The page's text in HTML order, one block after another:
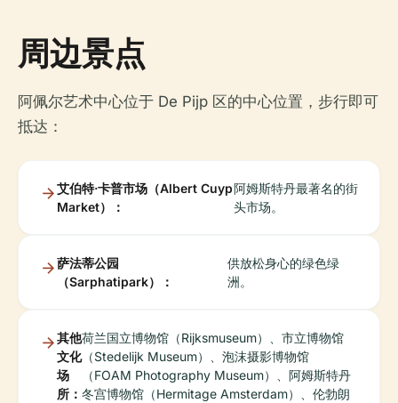
周边景点
阿佩尔艺术中心位于 De Pijp 区的中心位置，步行即可
抵达：
艾伯特·卡普市场（Albert Cuyp
Market）：
阿姆斯特丹最著名的街
头市场。
萨法蒂公园
（Sarphatipark）：
供放松身心的绿色绿
洲。
其他
文化
场
所：
荷兰国立博物馆（Rijksmuseum）、市立博物馆
（Stedelijk Museum）、泡沫摄影博物馆
（FOAM Photography Museum）、阿姆斯特丹
冬宫博物馆（Hermitage Amsterdam）、伦勃朗